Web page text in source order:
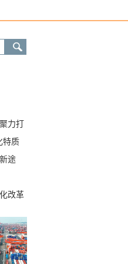
力打
特质
途
改革